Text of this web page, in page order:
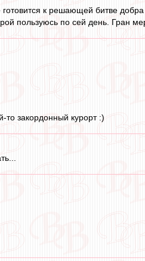
к решающей битве
пользуюсь по сей день. Гран
то закордонный курорт :)